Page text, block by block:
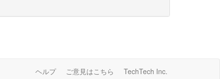
ヘルプ ご意見はこちら TechTech Inc.